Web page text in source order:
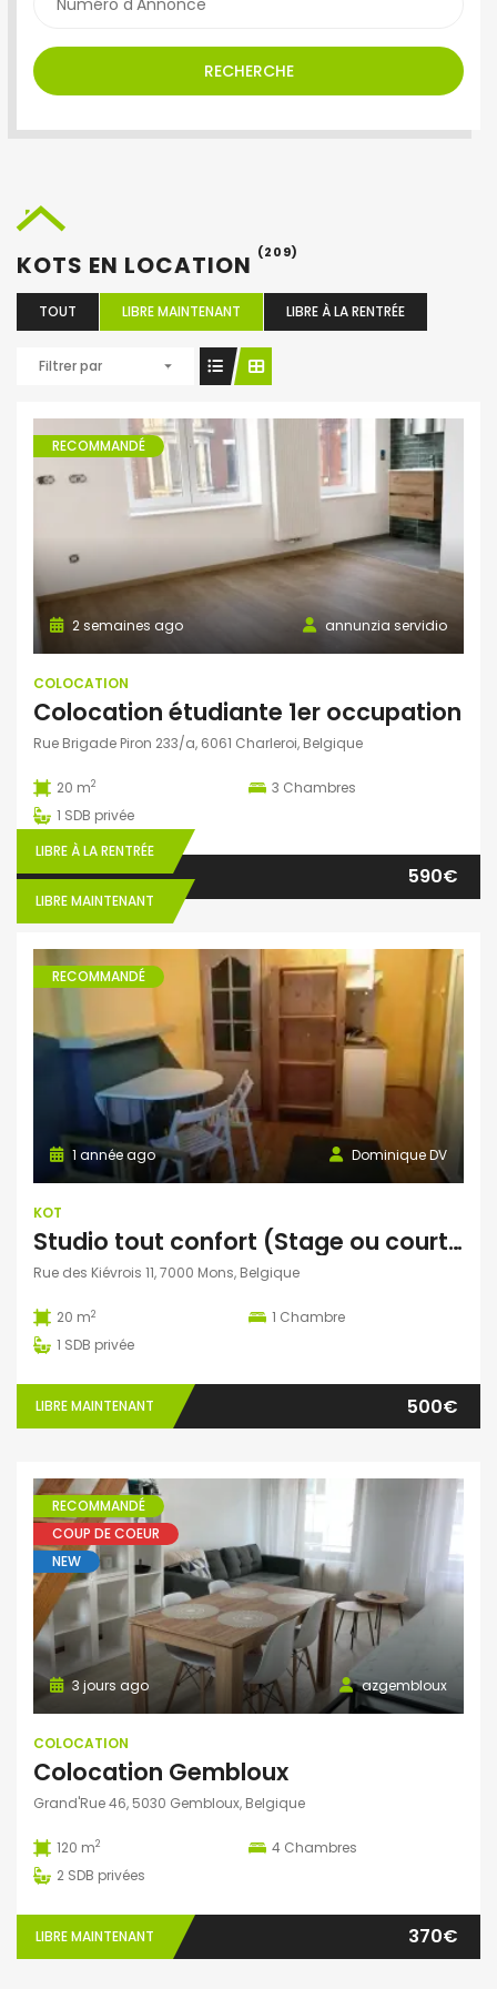
RECHERCHE
KOTS EN LOCATION (209)
TOUT LIBRE MAINTENANT LIBRE À LA RENTRÉE
Filtrer par
RECOMMANDÉ
annunzia servidio
2 semaines ago
COLOCATION
Colocation étudiante 1er occupation
Rue Brigade Piron 233/a, 6061 Charleroi, Belgique
20 m2 3 Chambres
1 SDB privée
LIBRE À LA RENTRÉE
LIBRE MAINTENANT
590€
RECOMMANDÉ
Dominique DV
1 année ago
KOT
Studio tout confort (Stage ou courte durée possible)
Rue des Kiévrois 11, 7000 Mons, Belgique
20 m2 1 Chambre
1 SDB privée
LIBRE MAINTENANT 500€
RECOMMANDÉ
COUP DE COEUR
NEW
azgembloux
3 jours ago
COLOCATION
Colocation Gembloux
Grand'Rue 46, 5030 Gembloux, Belgique
120 m2 4 Chambres
2 SDB privées
LIBRE MAINTENANT 370€